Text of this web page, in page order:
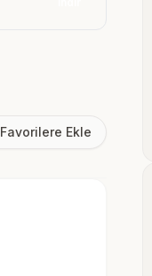
Favorilere Ekle